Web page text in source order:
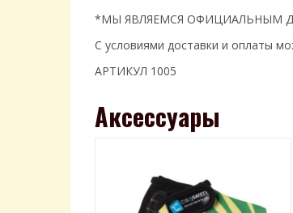
*МЫ ЯВЛЯЕМСЯ ОФИЦИАЛЬНЫМ
С условиями доставки и оплаты
АРТИКУЛ 1005
Аксессуары